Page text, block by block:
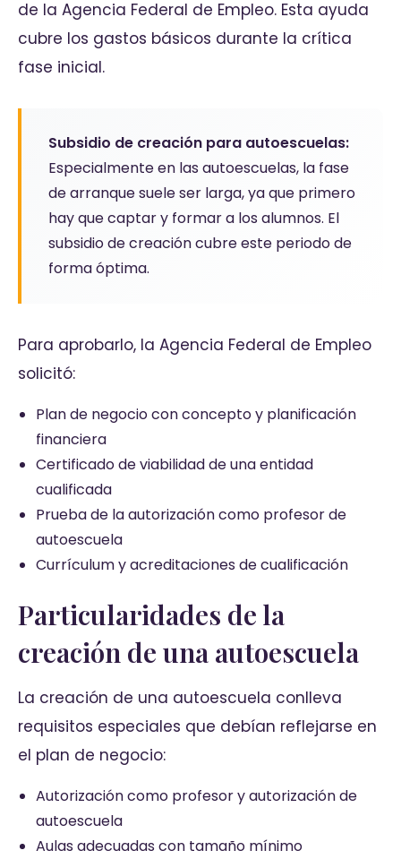
de la Agencia Federal de Empleo. Esta ayuda
cubre los gastos básicos durante la crítica
fase inicial.
Subsidio de creación para autoescuelas:
Especialmente en las autoescuelas, la fase
de arranque suele ser larga, ya que primero
hay que captar y formar a los alumnos. El
subsidio de creación cubre este periodo de
forma óptima.
Para aprobarlo, la Agencia Federal de Empleo
solicitó:
Plan de negocio con concepto y planificación
financiera
Certificado de viabilidad de una entidad
cualificada
Prueba de la autorización como profesor de
autoescuela
Currículum y acreditaciones de cualificación
Particularidades de la
creación de una autoescuela
La creación de una autoescuela conlleva
requisitos especiales que debían reflejarse en
el plan de negocio:
Autorización como profesor y autorización de
autoescuela
Aulas adecuadas con tamaño mínimo